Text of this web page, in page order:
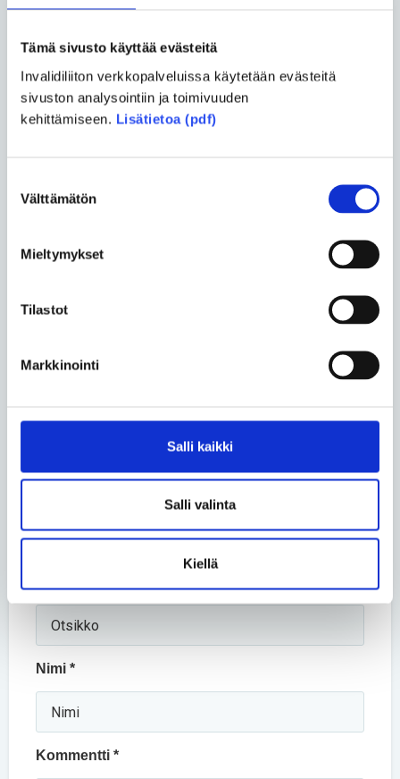
Tämä sivusto käyttää evästeitä
Invalidiliiton verkkopalveluissa käytetään evästeitä
sivuston analysointiin ja toimivuuden
kehittämiseen. Lisätietoa (pdf)
valinta
Välttämätön
Mieltymykset
Tilastot
Markkinointi
Salli kaikki
Salli valinta
Kiellä
osallistua eutanasian toteuttamiseen. Silloin lääkäri
voi ohjata potilaan jollekin sellaiselle lääkärille, joka
on valmis sen toteuttamiseen kriteerien täyttyessä.
Tärkeää on se, että kukaan ei voi tehdä
Sattuneista syistä tiedän oman kantani, ja
pirjo.kauppinen@hotmail.com
Aiheesta lisätietoja netistä esim: kansalaisaloite.fi
Jaa Twitterissä
Nimi *
Kommentti *